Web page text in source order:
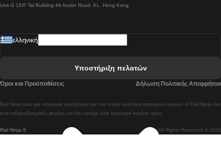
Βουδαπέστη προς Πράγα Tρένο
Λισαβόνα προς Λάγος Tρένο
Λισαβόνα προς Μαδρίτη Τρένα
Unit G 15/F Tal Building 49 Austin Road, KL, Hong Kong
Rail Ninja ® All Rights Reserved © 2026
Rail Ninja είναι μια υπηρεσία κρατήσεων για την online κράτηση εισιτηρίων τρένων. Η Rail Ninja δεν
είναι σιδηροδρομικός φορέας και δεν κατέχει ούτε λειτουργεί κανένα τρένο.
ελληνική
Υποστήριξη πελατών
Όροι και Προϋποθέσεις Δήλωση Πολιτικής Απορρήτου